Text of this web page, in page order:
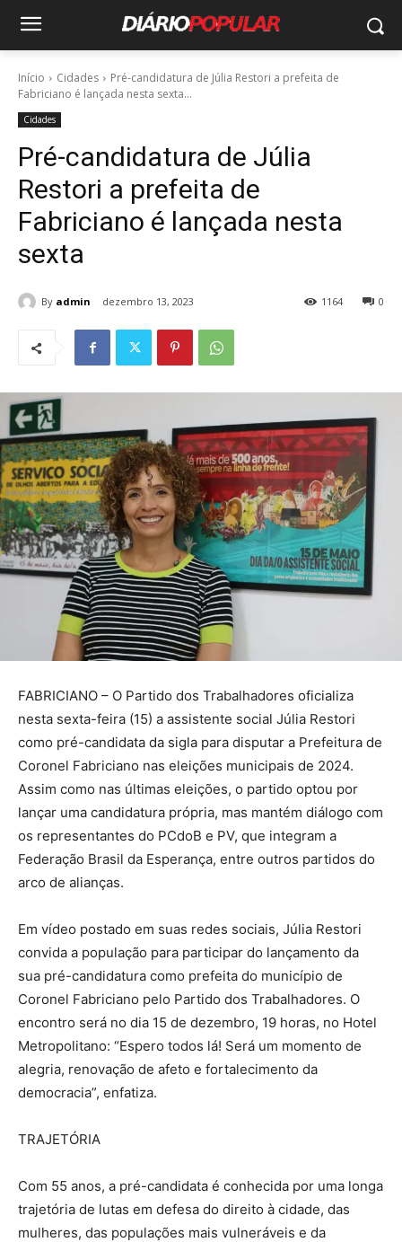
Início Cidades
Pré-candidatura de Júlia Restori a prefeita de
Fabriciano é lançada nesta sexta...
Cidades
Pré-candidatura de Júlia
Restori a prefeita de
Fabriciano é lançada nesta
sexta
By admin dezembro 13, 2023 0
1164
FABRICIANO – O Partido dos Trabalhadores oficializa
nesta sexta-feira (15) a assistente social Júlia Restori
como pré-candidata da sigla para disputar a Prefeitura de
Coronel Fabriciano nas eleições municipais de 2024.
Assim como nas últimas eleições, o partido optou por
lançar uma candidatura própria, mas mantém diálogo com
os representantes do PCdoB e PV, que integram a
Federação Brasil da Esperança, entre outros partidos do
arco de alianças.
Em vídeo postado em suas redes sociais, Júlia Restori
convida a população para participar do lançamento da
sua pré-candidatura como prefeita do município de
Coronel Fabriciano pelo Partido dos Trabalhadores. O
encontro será no dia 15 de dezembro, 19 horas, no Hotel
Metropolitano: “Espero todos lá! Será um momento de
alegria, renovação de afeto e fortalecimento da
democracia”, enfatiza.
TRAJETÓRIA
Com 55 anos, a pré-candidata é conhecida por uma longa
trajetória de lutas em defesa do direito à cidade, das
mulheres, das populações mais vulneráveis e da